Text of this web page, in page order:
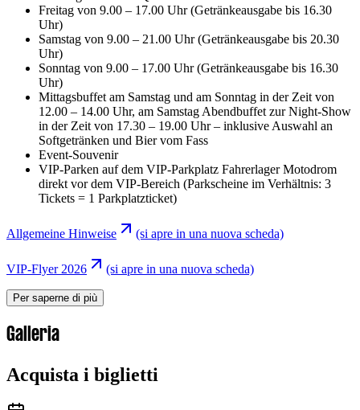
Freitag von 9.00 – 17.00 Uhr (Getränkeausgabe bis 16.30
Uhr)
Samstag von 9.00 – 21.00 Uhr (Getränkeausgabe bis 20.30
Uhr)
Sonntag von 9.00 – 17.00 Uhr (Getränkeausgabe bis 16.30
Uhr)
Mittagsbuffet am Samstag und am Sonntag in der Zeit von
12.00 – 14.00 Uhr, am Samstag Abendbuffet zur Night-Show
in der Zeit von 17.30 – 19.00 Uhr – inklusive Auswahl an
Softgetränken und Bier vom Fass
Event-Souvenir
VIP-Parken auf dem VIP-Parkplatz Fahrerlager Motodrom
direkt vor dem VIP-Bereich (Parkscheine im Verhältnis: 3
Tickets = 1 Parkplatzticket)
Allgemeine Hinweise (si apre in una nuova scheda)
VIP-Flyer 2026 (si apre in una nuova scheda)
Per saperne di più
Galleria
Acquista i biglietti